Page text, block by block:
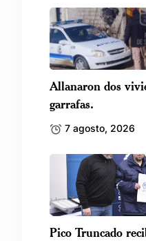
Allanaron dos
garrafas.
7 agosto, 2026
Pico Truncado